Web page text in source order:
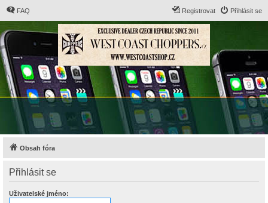
FAQ Přihlásit se
Registrovat
Obsah fóra
Přihlásit se
Uživatelské jméno: